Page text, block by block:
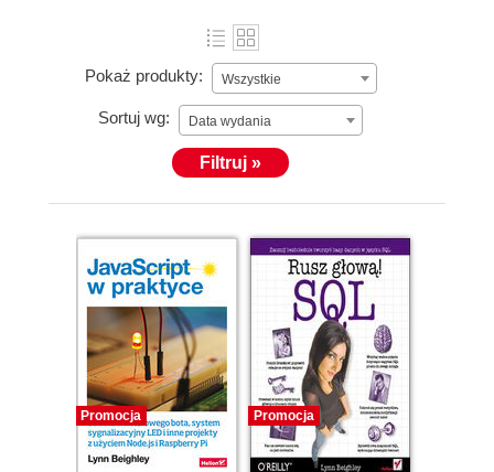
Pokaż produkty: Wszystkie
Sortuj wg: Data wydania
Filtruj »
Promocja Promocja